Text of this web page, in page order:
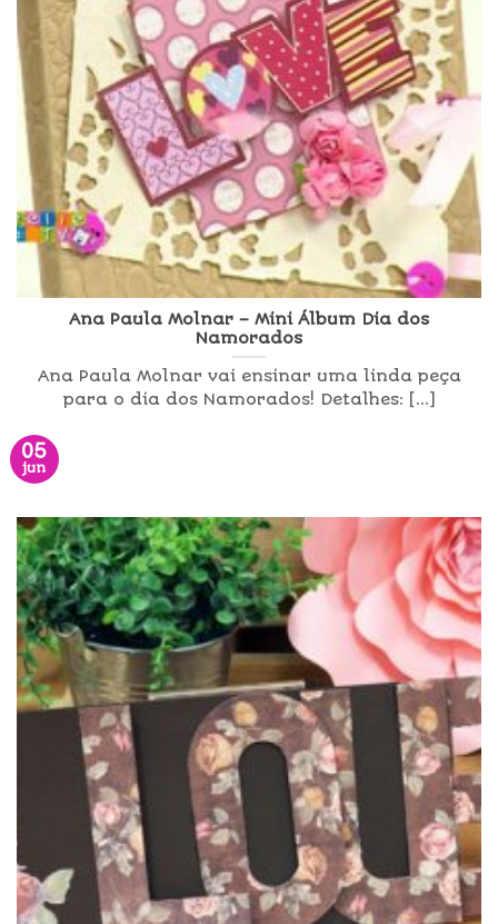
Ana Paula Molnar – Mini Álbum Dia dos
Namorados
Ana Paula Molnar vai ensinar uma linda peça
para o dia dos Namorados! Detalhes: [...]
05
jun